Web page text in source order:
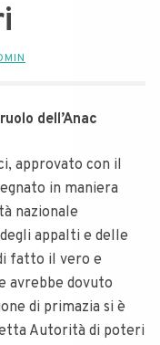
dell’Anac
approvato con il
in maniera
nazionale
appalti e delle
fatto il vero e
avrebbe dovuto
di primazia si è
Autorità di poteri